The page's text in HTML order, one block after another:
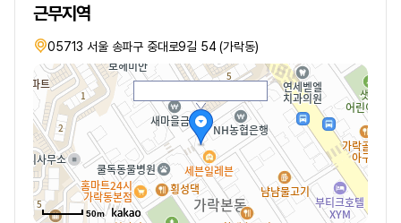
근무지역
05713 서울 송파구 중대로9길 54 (가락동)
50m